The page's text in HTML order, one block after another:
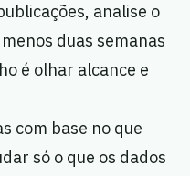
analise o
duas semanas
é olhar alcance e
com base no que
só o que os dados